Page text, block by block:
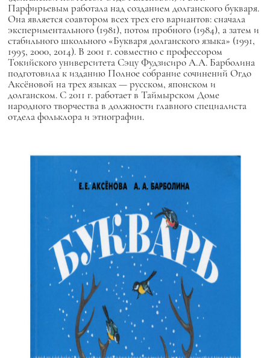
Парфирьевым работала над созданием долганского букваря.
Она является соавтором всех трех его вариантов: сначала
экспериментального (1981), потом пробного (1984), а затем и
стабильного школьного «Букваря долганского языка» (1991,
1995, 2000, 2014). В 2001 г. совместно с профессором
Токийского университета Сэцу Фудзисиро А.А. Барболина
подготовила к изданию Полное собрание сочинений Огдо
Аксёновой на трех языках — русском, японском и
долганском. С 2011 г. работает в Таймырском Доме
народного творчества в должности главного специалиста
отдела фольклора и этнографии.